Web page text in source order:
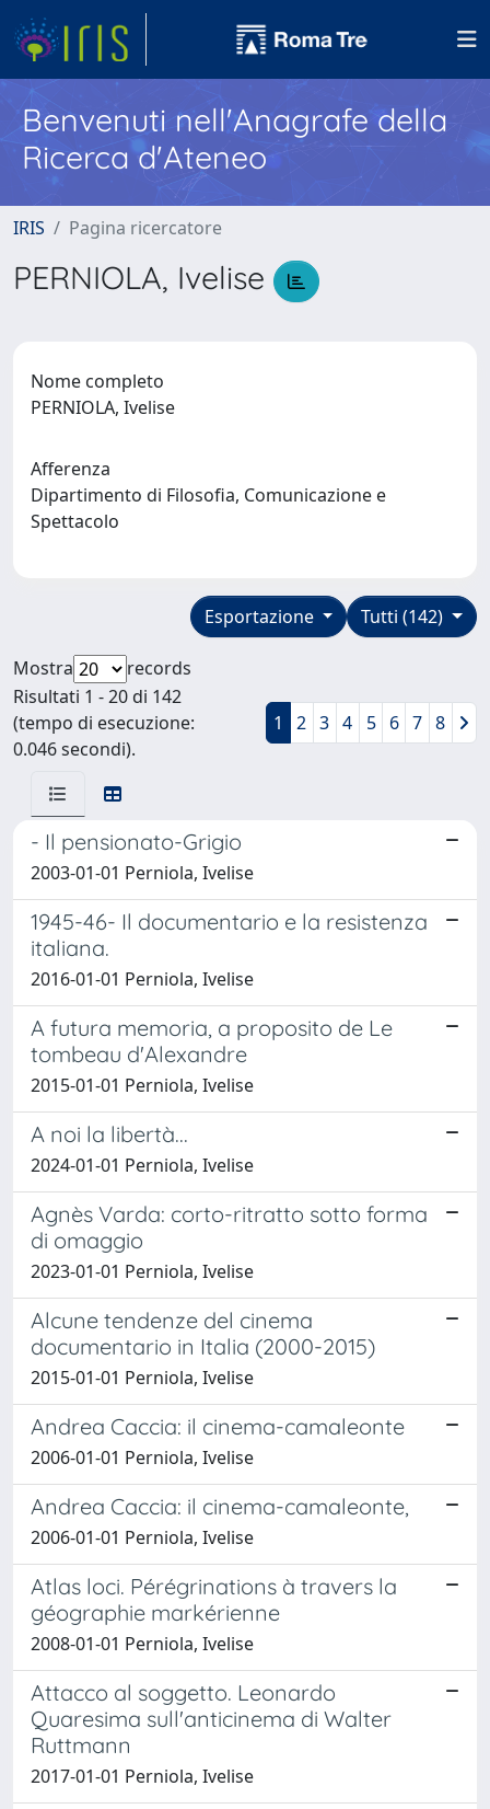
Benvenuti nell'Anagrafe della
Ricerca d'Ateneo
IRIS Pagina ricercatore
PERNIOLA, Ivelise
Nome completo
PERNIOLA, Ivelise
Afferenza
Dipartimento di Filosofia, Comunicazione e
Spettacolo
Tutti (142)
Esportazione
Mostra
records
Risultati 1 - 20 di 142
(tempo di esecuzione:
0.046 secondi).
1 2 3 4 5 6 7 8
- Il pensionato-Grigio
2003-01-01 Perniola, Ivelise
1945-46- Il documentario e la resistenza
italiana.
2016-01-01 Perniola, Ivelise
A futura memoria, a proposito de Le
tombeau d'Alexandre
2015-01-01 Perniola, Ivelise
A noi la libertà...
2024-01-01 Perniola, Ivelise
Agnès Varda: corto-ritratto sotto forma
di omaggio
2023-01-01 Perniola, Ivelise
Alcune tendenze del cinema
documentario in Italia (2000-2015)
2015-01-01 Perniola, Ivelise
Andrea Caccia: il cinema-camaleonte
2006-01-01 Perniola, Ivelise
Andrea Caccia: il cinema-camaleonte,
2006-01-01 Perniola, Ivelise
Atlas loci. Pérégrinations à travers la
géographie markérienne
2008-01-01 Perniola, Ivelise
Attacco al soggetto. Leonardo
Quaresima sull'anticinema di Walter
Ruttmann
2017-01-01 Perniola, Ivelise